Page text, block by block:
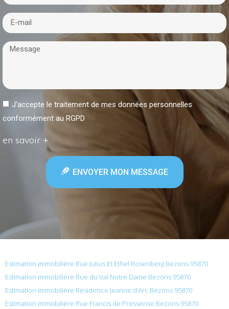
J'accepte le traitement de mes données personnelles
conformément au RGPD
en savoir +
ENVOYER MON MESSAGE
Estimation immobilière Rue Julius Et Ethel Rosenberg Bezons 95870
Estimation immobilière Rue du Val Notre Dame Bezons 95870
Estimation immobilière Résidence Jeanne d’Arc Bezons 95870
Estimation immobilière Rue Francis de Pressense Bezons 95870